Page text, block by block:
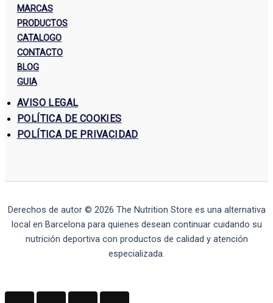
MARCAS
PRODUCTOS
CATALOGO
CONTACTO
BLOG
GUIA
AVISO LEGAL
POLÍTICA DE COOKIES
POLÍTICA DE PRIVACIDAD
Derechos de autor © 2026 The Nutrition Store es una alternativa
local en Barcelona para quienes desean continuar cuidando su
nutrición deportiva con productos de calidad y atención
especializada.